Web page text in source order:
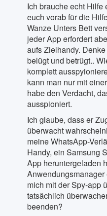
Ich brauche echt Hilfe
euch vorab für die
Wanze Unters Bett
jeder App erfordert
aufs Zielhandy.
belügt und betrügt..
komplett
kann man nur mit
habe den Verdacht,
ausspioniert.
Ich glaube, dass er
überwacht
meine WhatsApp-
Handy, ein Samsung
App heruntergeladen
mich mit der Spy-app
tatsächlich
beenden?